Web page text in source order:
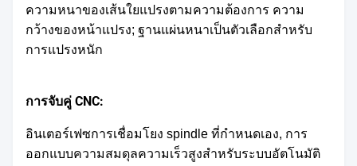
ความหนาของเส้นใยแปรงตามความต้องการ ความ
กว้างของหน้าแปรง; ฐานแผ่นหนาเป็นตัวเลือกสําหรับ
การแปรงหนัก
การจับคู่ CNC:
อินเตอร์เฟซการเชื่อมโยง spindle ที่กําหนดเอง, การ
ออกแบบความสมดุลความเร็วสูงสําหรับระบบอัตโนมัติ